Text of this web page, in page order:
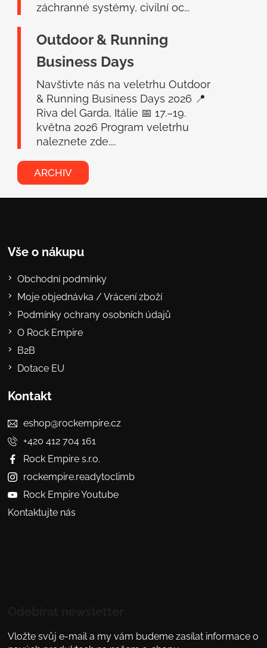
záchranné systémy, civilní oc...
Outdoor & Running
Business Days
Navštivte nás na veletrhu Outdoor
& Running Business Days 2026 📍
Riva del Garda, Itálie 📅 17.–19.
května 2026 Program veletrhu
naleznete zde....
ARCHIV
Vše o nákupu
Obchodní podmínky
Moje objednávka / Vrácení zboží
Podmínky ochrany osobních údajů
O Rock Empire
B2B
Dotace EU
Kontakt
eshop@rockempire.cz
+420 412 704 161
Rock Empire s.r.o.
rockempire.readytoclimb
Rock Empire Youtube
Kontaktujte nás
Vložte svůj e-mail a my vám budeme zasílat informace o